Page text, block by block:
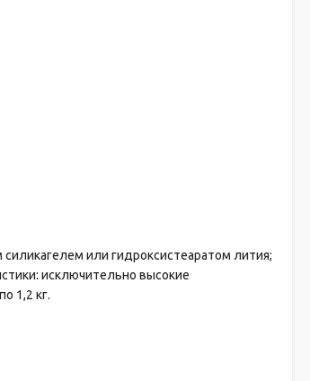
или гидроксистеаратом лития;
исключительно высокие
1,2 кг.